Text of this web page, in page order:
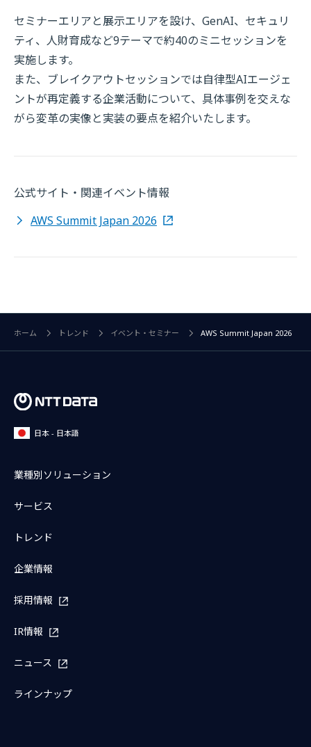
セミナーエリアと展示エリアを設け、GenAI、セキュリ
ティ、人財育成など9テーマで約40のミニセッションを
実施します。
また、ブレイクアウトセッションでは自律型AIエージェ
ントが再定義する企業活動について、具体事例を交えな
がら変革の実像と実装の要点を紹介いたします。
公式サイト・関連イベント情報
AWS Summit Japan 2026
ホーム トレンド イベント・セミナー AWS Summit Japan 2026
日本 - 日本語
業種別ソリューション
サービス
トレンド
企業情報
採用情報
IR情報
ニュース
ラインナップ